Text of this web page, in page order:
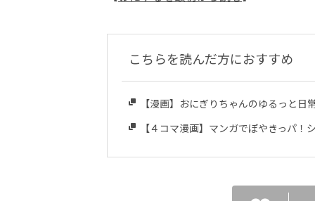
こちらを読んだ方におすすめ
【漫画】おにぎりちゃんのゆるっと日
【４コマ漫画】マンガでぼやきっパ！